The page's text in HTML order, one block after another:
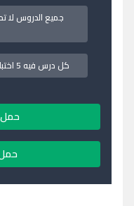
جميع الدروس لا
كل درس فيه 5 اختبارات تفاعلية لتحسين اللفظ والنطق
حمل